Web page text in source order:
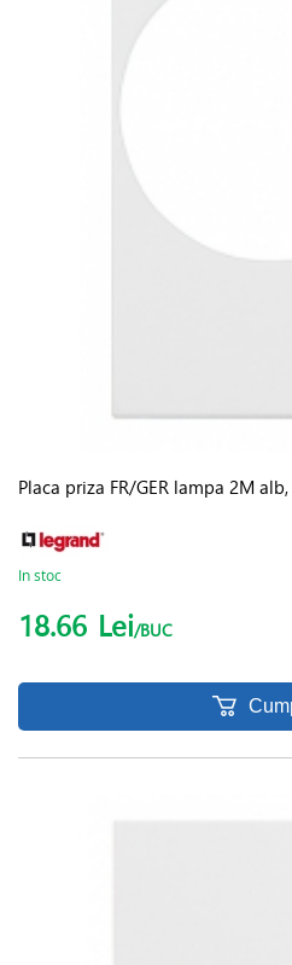
Placa priza FR/GER lampa 2M
In stoc
18.66 Lei/BUC